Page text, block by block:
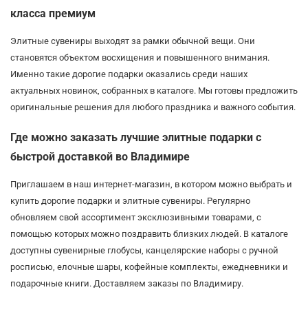
класса премиум
Элитные сувениры выходят за рамки обычной вещи. Они
становятся объектом восхищения и повышенного внимания.
Именно такие дорогие подарки оказались среди наших
актуальных новинок, собранных в каталоге. Мы готовы предложить
оригинальные решения для любого праздника и важного события.
Где можно заказать лучшие элитные подарки с
быстрой доставкой во Владимире
Приглашаем в наш интернет-магазин, в котором можно выбрать и
купить дорогие подарки и элитные сувениры. Регулярно
обновляем свой ассортимент эксклюзивными товарами, с
помощью которых можно поздравить близких людей. В каталоге
доступны сувенирные глобусы, канцелярские наборы с ручной
росписью, елочные шары, кофейные комплекты, ежедневники и
подарочные книги. Доставляем заказы по Владимиру.